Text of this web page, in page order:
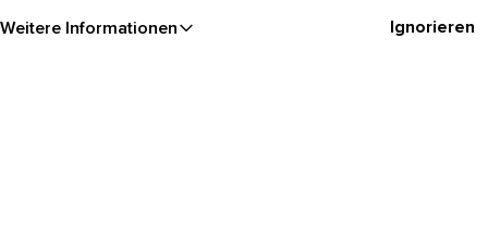
Weitere Informationen Ignorieren